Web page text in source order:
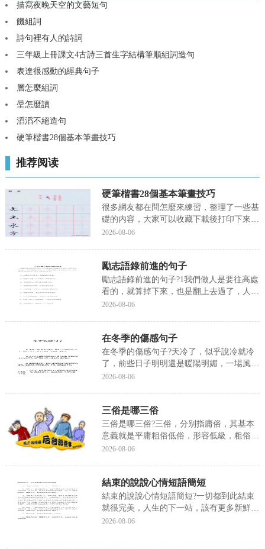
描寫夜晚天空的文藝短句
饑組詞
詩句裡有人的詩詞
三年級上冊課文4古詩三首生字結構筆順組詞造句
表達很感動的經典句子
層怎麼組詞
垕怎麼讀
滔滔不絕造句
硬筆楷書28個基本筆畫技巧
推荐阅读
硬筆楷書28個基本筆畫技巧
很多網友都在問怎麼來練習，整理了一些基
礎的内容，大家可以收藏下載後打印下來，
進行練習。後續會更新更多的比劃和字的練
2026-08-06
勵志語錄前進的句子
勵志語錄前進的句子?1我們做人是要往高處
看的，就算掉下來，也是翻上去過了，人家
看不起你們，你們得看得起你們自己，下面
志語錄前進的句子1我們做人是要往高處看
的，就算掉...
2026-08-06
在冬季的傷感句子
在冬季的傷感句子?天冷了，似乎說冷就冷
了，前些日子明明還是暖陽明媚，一場風雪
說來就來了，毫無預兆的冷的叫人措手不及
冷，可從來沒象今天這麼冷過，仿佛心裡一
下子就跌進了...
2026-08-06
三俗是哪三俗
三俗是哪三俗?三俗，分别指庸俗，其基本
意義就是平庸粗俗低俗，形容低級，粗俗，
不文明的現象或事物，指某人某事不入流，
小編一起來看一看吧!三俗是哪三俗三俗，
分别指庸俗，...
2026-08-06
結束的說說心情短語簡短
結束的說說心情短語簡短?一切都到此結束
就很完美，人生的下一站，該有更多新鮮有
趣的人排隊上車，我來為大家科普一下關于
2026-08-06